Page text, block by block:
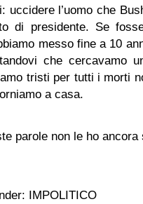
uccidere l’uomo che
di presidente. Se
messo fine a 10
che cercavamo
tristi per tutti i morti
a casa.
parole non le ho ancora
IMPOLITICO